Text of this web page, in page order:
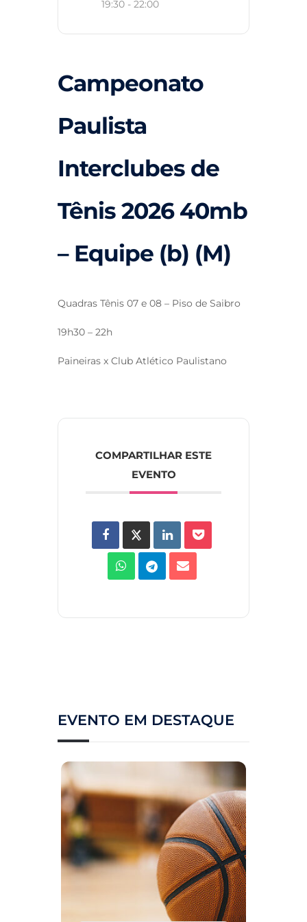
19:30 - 22:00
Campeonato
Paulista
Interclubes de
Tênis 2026 40mb
– Equipe (b) (M)
Quadras Tênis 07 e 08 – Piso de Saibro
19h30 – 22h
Paineiras x Club Atlético Paulistano
COMPARTILHAR ESTE
EVENTO
EVENTO EM DESTAQUE